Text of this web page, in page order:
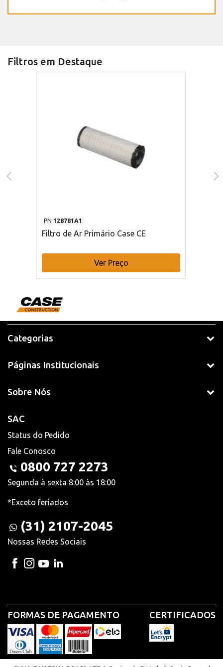
Filtros em Destaque
PN 128781A1
Filtro de Ar Primário Case CE
Ver Preço
Categorias
Páginas Institucionais
Sobre Nós
SAC
Status do Pedido
Fale Conosco
0800 727 2273
Segunda à sexta 8:00 às 18:00
*Exceto feriados
(31) 2107-2045
Nossas Redes Sociais
FORMAS DE PAGAMENTO CERTIFICADOS